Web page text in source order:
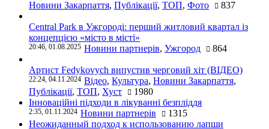
Новини Закарпаття, Публікації, ТОП, Фото 837
Central Park в Ужгороді: перший житловий квартал із
концепцією «місто в місті»
20:46, 01.08.2025 Новини партнерів, Ужгород 864
Артист Fedykovych випустив черговий хіт (ВІДЕО)
22:24, 04.11.2024 Відео, Культура, Новини Закарпаття,
Публікації, ТОП, Хуст
1980
Інноваційні підходи в лікуванні безпліддя
2:35, 01.11.2024 Новини партнерів
1315
Неожиданный подход к использованию лапши